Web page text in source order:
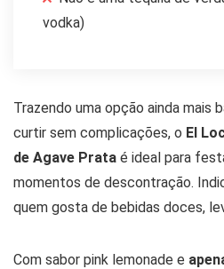
vodka)
Trazendo uma opção ainda mais
curtir sem complicações, o El
de Agave Prata é ideal para
momentos de descontração.
quem gosta de bebidas doces,
Com sabor pink lemonade e